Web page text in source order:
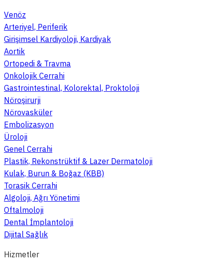
Venöz
Arteriyel, Periferik
Girişimsel Kardiyoloji, Kardiyak
Aortik
Ortopedi & Travma
Onkolojik Cerrahi
Gastrointestinal, Kolorektal, Proktoloji
Nöroşirurji
Nörovasküler
Embolizasyon
Üroloji
Genel Cerrahi
Plastik, Rekonstrüktif & Lazer Dermatoloji
Kulak, Burun & Boğaz (KBB)
Torasik Cerrahi
Algoloji, Ağrı Yönetimi
Oftalmoloji
Dental İmplantoloji
Dijital Sağlık
Hizmetler